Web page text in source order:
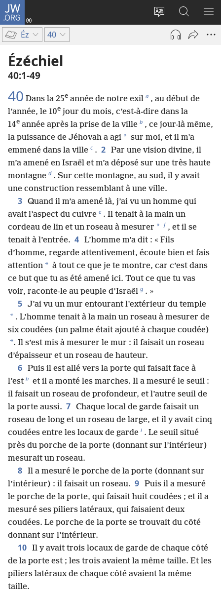
JW.ORG
Changer
langue
Se
connecter
sur
JW.ORG
Éz 40
Ézéchiel
40​:​1-49
40 Dans la 25e année de notre exil a , au début de
l’année, le 10e jour du mois, c’est-à-dire dans la
14e année après la prise de la ville b , ce jour-là même,
la puissance de Jéhovah a agi * sur moi, et il m’a
emmené dans la ville c . 2 Par une vision divine, il
m’a amené en Israël et m’a déposé sur une très haute
montagne d . Sur cette montagne, au sud, il y avait
une construction ressemblant à une ville.
3 Quand il m’a amené là, j’ai vu un homme qui
avait l’aspect du cuivre e . Il tenait à la main un
cordeau de lin et un roseau à mesurer * f , et il se
tenait à l’entrée. 4 L’homme m’a dit : « Fils
d’homme, regarde attentivement, écoute bien et fais
attention * à tout ce que je te montre, car c’est dans
ce but que tu as été amené ici. Tout ce que tu vas
voir, raconte-le au peuple d’Israël g . »
5 J’ai vu un mur entourant l’extérieur du temple
* . L’homme tenait à la main un roseau à mesurer de
six coudées (un palme était ajouté à chaque coudée)
*. Il s’est mis à mesurer le mur : il faisait un roseau
d’épaisseur et un roseau de hauteur.
6 Puis il est allé vers la porte qui faisait face à
l’est h et il a monté les marches. Il a mesuré le seuil :
il faisait un roseau de profondeur, et l’autre seuil de
la porte aussi. 7 Chaque local de garde faisait un
roseau de long et un roseau de large, et il y avait cinq
coudées entre les locaux de garde i . Le seuil situé
près du porche de la porte (donnant sur l’intérieur)
mesurait un roseau.
8 Il a mesuré le porche de la porte (donnant sur
l’intérieur) : il faisait un roseau. 9 Puis il a mesuré
le porche de la porte, qui faisait huit coudées ; et il a
mesuré ses piliers latéraux, qui faisaient deux
coudées. Le porche de la porte se trouvait du côté
donnant sur l’intérieur.
10 Il y avait trois locaux de garde de chaque côté
de la porte est ; les trois avaient la même taille. Et les
piliers latéraux de chaque côté avaient la même
taille.